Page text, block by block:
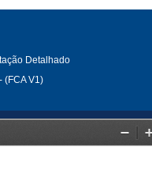
Detalhado
(FCA V1)